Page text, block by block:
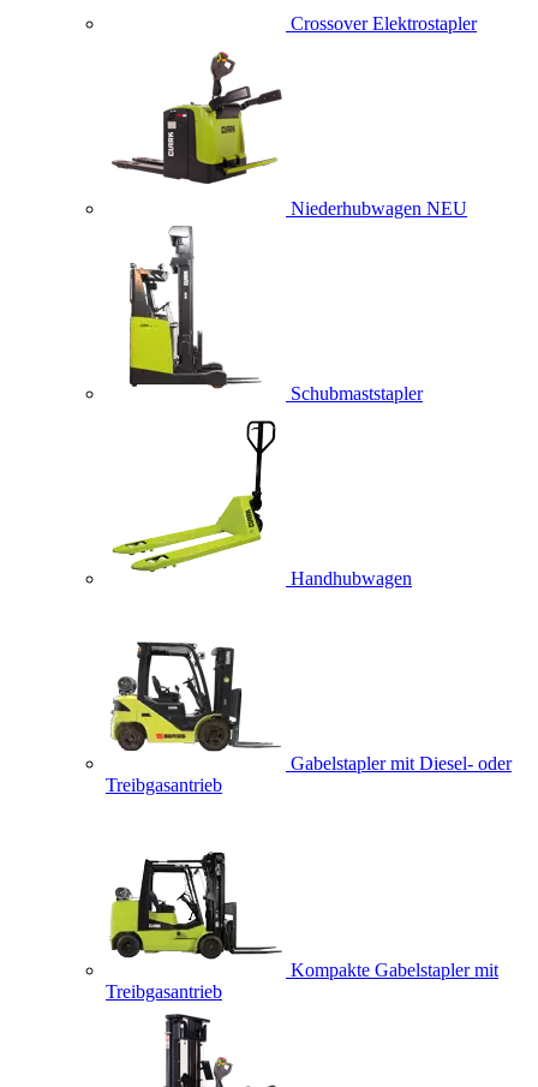
Crossover Elektrostapler
Niederhubwagen NEU
Schubmaststapler
Handhubwagen
Gabelstapler mit Diesel- oder
Treibgasantrieb
Kompakte Gabelstapler mit
Treibgasantrieb